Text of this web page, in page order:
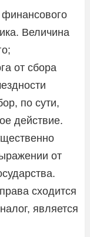
финансового
Величина
от сбора
по сути,
действие.
от
сходится
является